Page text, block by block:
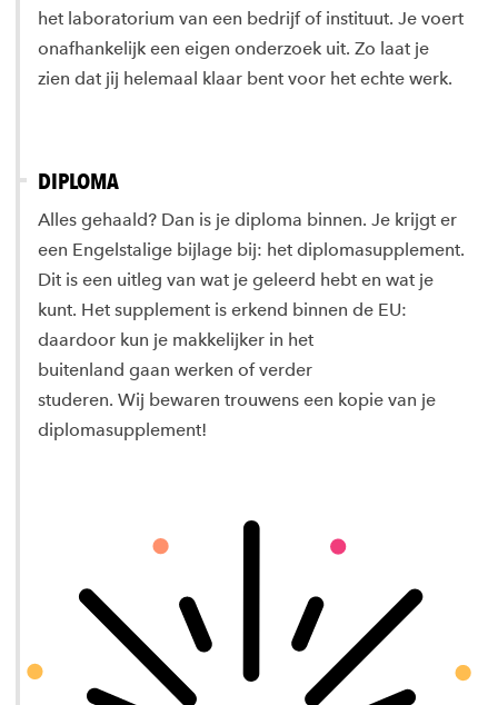
het laboratorium van een bedrijf of instituut. Je voert
onafhankelijk een eigen onderzoek uit. Zo laat je
zien dat jij helemaal klaar bent voor het echte werk.
DIPLOMA
Alles gehaald? Dan is je diploma binnen. Je krijgt er
een Engelstalige bijlage bij: het diplomasupplement.
Dit is een uitleg van wat je geleerd hebt en wat je
kunt. Het supplement is erkend binnen de EU:
daardoor kun je makkelijker in het
buitenland gaan werken of verder
studeren. Wij bewaren trouwens een kopie van je
diplomasupplement!